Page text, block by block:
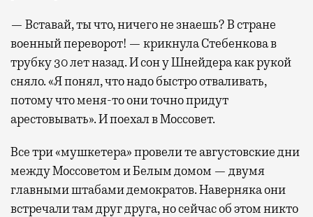
— Вставай, ты что, ничего не знаешь? В стране
военный переворот! — крикнула Стебенкова в
трубку 30 лет назад. И сон у Шнейдера как рукой
сняло. «Я понял, что надо быстро отваливать,
потому что меня-то они точно придут
арестовывать». И поехал в Моссовет.
Все три «мушкетера» провели те августовские дни
между Моссоветом и Белым домом — двумя
главными штабами демократов. Наверняка они
встречали там друг друга, но сейчас об этом никто